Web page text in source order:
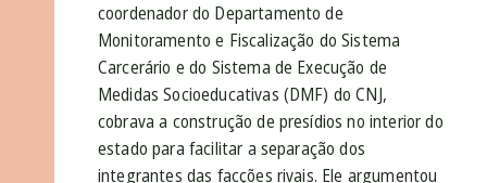
coordenador do Departamento de
Monitoramento e Fiscalização do Sistema
Carcerário e do Sistema de Execução de
Medidas Socioeducativas (DMF) do CNJ,
cobrava a construção de presídios no interior do
estado para facilitar a separação dos
integrantes das facções rivais. Ele argumentou